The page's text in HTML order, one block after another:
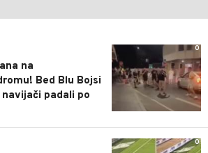
0
na
Bed Blu Bojsi
padali po
0